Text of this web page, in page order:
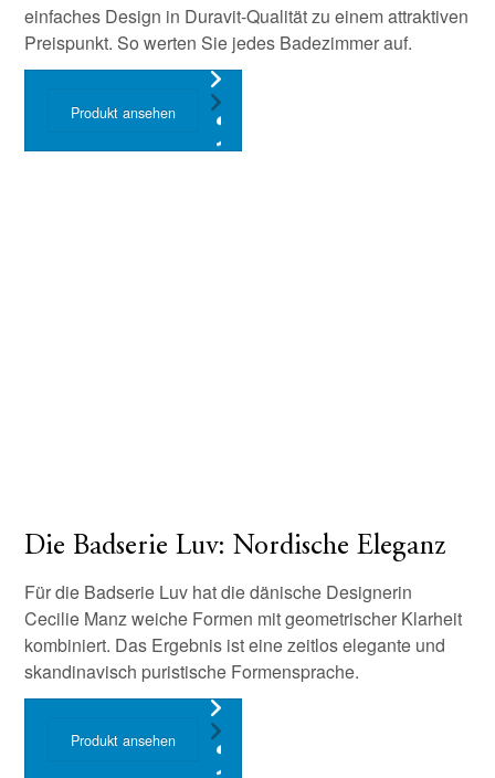
einfaches Design in Duravit-Qualität zu einem attraktiven
Preispunkt. So werten Sie jedes Badezimmer auf.
Produkt ansehen
Die Badserie Luv: Nordische Eleganz
Für die Badserie Luv hat die dänische Designerin
Cecilie Manz weiche Formen mit geometrischer Klarheit
kombiniert. Das Ergebnis ist eine zeitlos elegante und
skandinavisch puristische Formensprache.
Produkt ansehen